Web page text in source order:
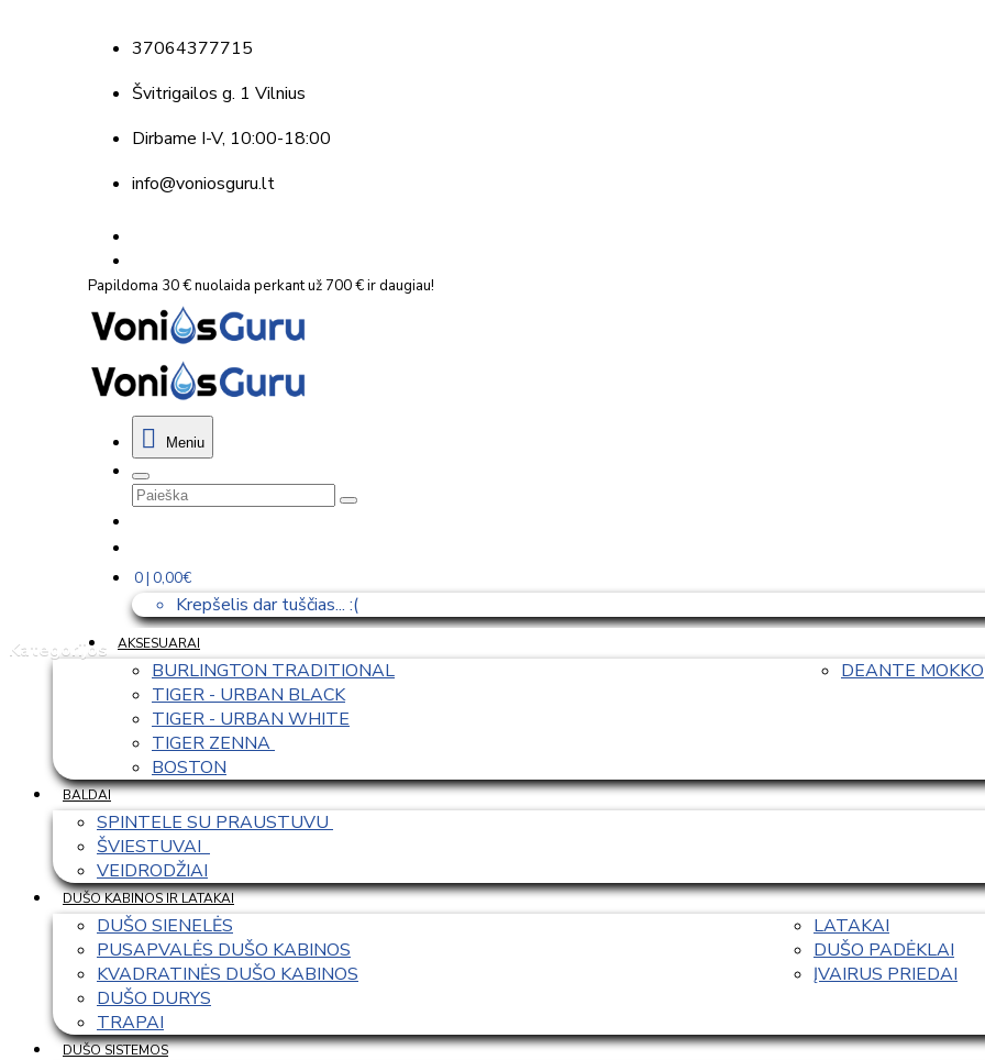
37064377715
Švitrigailos g. 1 Vilnius
Dirbame I-V, 10:00-18:00
info@voniosguru.lt
Papildoma 30 € nuolaida perkant už 700 € ir daugiau!
Meniu
0 | 0,00€
Krepšelis dar tuščias... :(
Kategorijos
AKSESUARAI
BURLINGTON TRADITIONAL
TIGER - URBAN BLACK
TIGER - URBAN WHITE
TIGER ZENNA
BOSTON
DEANTE MOKKO
BALDAI
SPINTELE SU PRAUSTUVU
ŠVIESTUVAI
VEIDRODŽIAI
DUŠO KABINOS IR LATAKAI
DUŠO SIENELĖS
PUSAPVALĖS DUŠO KABINOS
KVADRATINĖS DUŠO KABINOS
DUŠO DURYS
TRAPAI
LATAKAI
DUŠO PADĖKLAI
ĮVAIRUS PRIEDAI
DUŠO SISTEMOS